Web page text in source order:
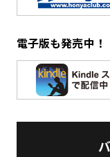
電子版も発売中！